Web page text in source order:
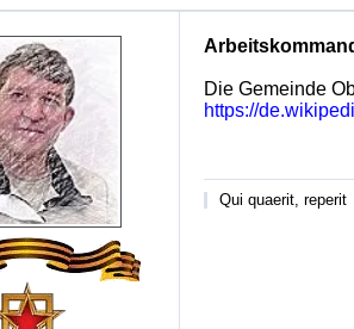
Die Gemeinde
https://
Qui quaerit, reperit